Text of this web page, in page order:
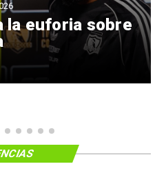
la euforia sobre